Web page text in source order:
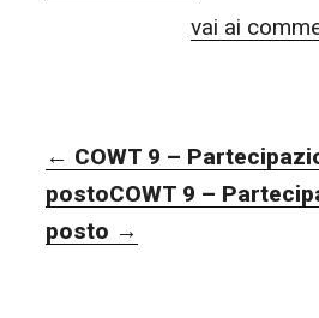
vai ai
ARTICOLI
← COWT 9 –
postoCOWT 9 –
posto →